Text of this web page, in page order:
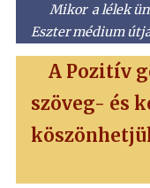
Mikor a lélek
Eszter médium
A Pozitív
szöveg- és